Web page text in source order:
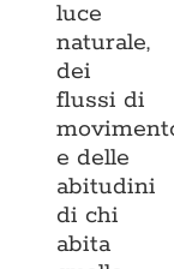
luce
naturale,
dei
flussi di
e delle
abitudini
di chi
abita